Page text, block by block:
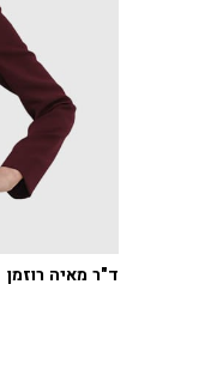
ד"ר מאיה רוזמן